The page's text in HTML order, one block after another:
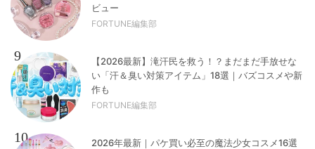
ビュー
FORTUNE編集部
9
【2026最新】滝汗民を救う！？まだまだ手放せな
い「汗＆臭い対策アイテム」18選｜バズコスメや新
作も
FORTUNE編集部
10
2026年最新｜パケ買い必至の魔法少女コスメ16選